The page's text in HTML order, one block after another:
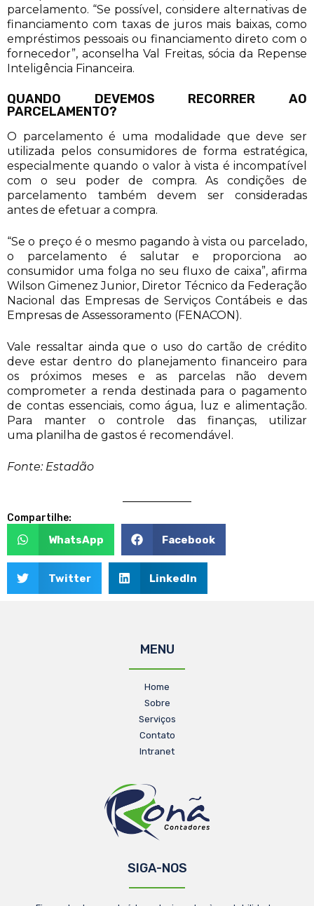
parcelamento. “Se possível, considere alternativas de
financiamento com taxas de juros mais baixas, como
empréstimos pessoais ou financiamento direto com o
fornecedor”, aconselha Val Freitas, sócia da Repense
Inteligência Financeira.
QUANDO DEVEMOS RECORRER AO
PARCELAMENTO?
O parcelamento é uma modalidade que deve ser
utilizada pelos consumidores de forma estratégica,
especialmente quando o valor à vista é incompatível
com o seu poder de compra. As condições de
parcelamento também devem ser consideradas
antes de efetuar a compra.
“Se o preço é o mesmo pagando à vista ou parcelado,
o parcelamento é salutar e proporciona ao
consumidor uma folga no seu fluxo de caixa”, afirma
Wilson Gimenez Junior, Diretor Técnico da Federação
Nacional das Empresas de Serviços Contábeis e das
Empresas de Assessoramento (FENACON).
Vale ressaltar ainda que o uso do cartão de crédito
deve estar dentro do planejamento financeiro para
os próximos meses e as parcelas não devem
comprometer a renda destinada para o pagamento
de contas essenciais, como água, luz e alimentação.
Para manter o controle das finanças, utilizar
uma planilha de gastos é recomendável.
Fonte: Estadão
Compartilhe:
WhatsApp Facebook
Twitter LinkedIn
MENU
Home
Sobre
Serviços
Contato
Intranet
SIGA-NOS